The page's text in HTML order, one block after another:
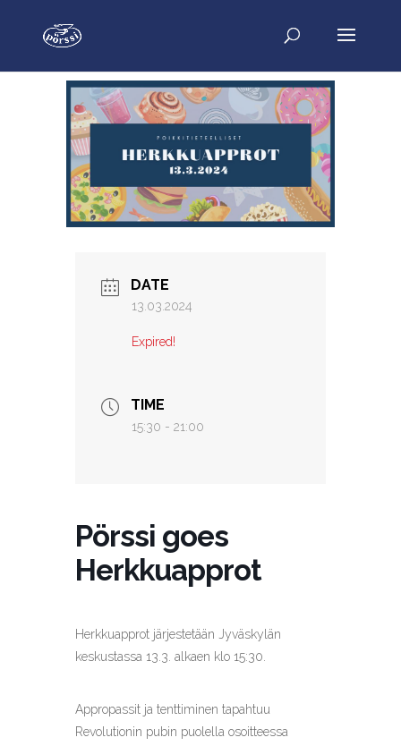
DATE
13.03.2024
Expired!
TIME
15:30 - 21:00
Pörssi goes
Herkkuapprot
Herkkuapprot järjestetään Jyväskylän
keskustassa 13.3. alkaen klo 15:30.
Appropassit ja tenttiminen tapahtuu
Revolutionin pubin puolella osoitteessa